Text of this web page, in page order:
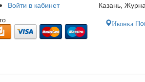
Войти в кабинет
Казань,
Иконка